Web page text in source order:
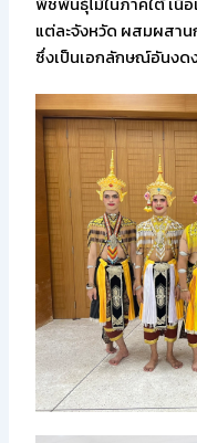
แต่ละจังหวัด ผสมผสา
ซึ่งเป็นเอกลักษณ์อันงด